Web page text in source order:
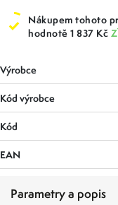
Nákupem tohoto
hodnotě 1 837 Kč
Výrobce
Kód výrobce
Kód
EAN
Parametry a popis